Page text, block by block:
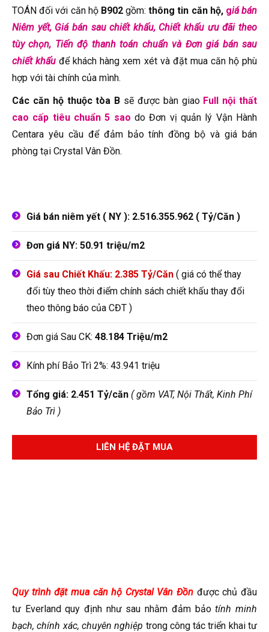
TOÁN đối với căn hộ B902gồm:thông tin căn hộ,giá bán
Niêm yết, Giá bán sau chiết khấu, Chiết khấu ưu đãi theo
tùy chọn, Tiến độ thanh toán chuẩn và Đơn giá bán sau
chiết khấu để khách hàng xem xét và đặt mua căn hộ phù
hợp với tài chính của mình.
Các căn hộ thuộc tòa B sẽ được bàn giao Full nội thất
cao cấp tiêu chuẩn 5 sao do Đơn vị quản lý Vận Hành
Centara yêu cầu để đảm bảo tính đồng bộ và giá bán
phòng tại Crystal Vân Đồn.
Giá bán niêm yết ( NY ): 2.516.355.962 ( Tỷ/Căn )
Đơn giá NY: 50.91 triệu/m2
Giá sau Chiết Khấu: 2.385 Tỷ/Căn ( giá có thể thay
đổi tùy theo thời điểm chính sách chiết khấu thay đổi
theo thông báo của CĐT )
Đơn giá Sau CK: 48.184 Triệu/m2
Kính phí Bảo Trì 2%: 43.941 triệu
Tổng giá: 2.451 Tỷ/căn ( gồm VAT, Nội Thất, Kinh Phí
Bảo Trì )
LIÊN HỆ ĐẶT MUA
Quy trình đặt mua căn hộ Crystal Vân Đồn được chủ đầu
tư Everland quy định như sau nhằm đảm bảotính minh
bạch, chính xác, chuyên nghiệp trong công tác triển khai tư